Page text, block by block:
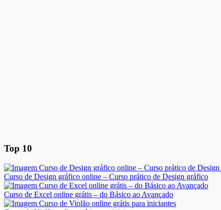
Top 10
Curso de Design gráfico online – Curso prático de Design gráfico
Curso de Excel online grátis – do Básico ao Avançado